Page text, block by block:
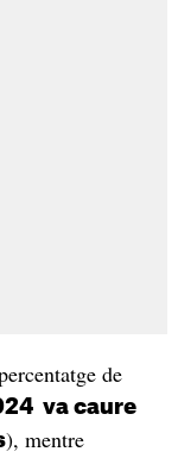
de
va caure
), mentre